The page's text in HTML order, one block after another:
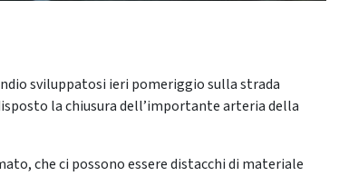
sviluppatosi ieri pomeriggio sulla strada
la chiusura dell’importante arteria della
che ci possono essere distacchi di materiale